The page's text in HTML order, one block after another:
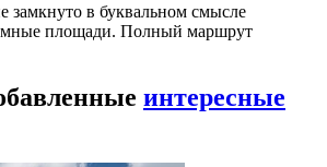
замкнуто в буквальном смысле
площади. Полный маршрут
интересные